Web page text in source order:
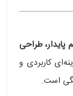
پایدار، طراحی
کاربردی و
است.